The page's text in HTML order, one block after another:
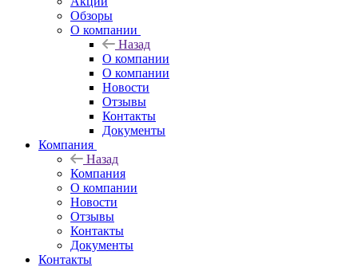
Обзоры
О компании
Назад
О компании
О компании
Новости
Отзывы
Контакты
Документы
Компания
Назад
Компания
О компании
Новости
Отзывы
Контакты
Документы
Контакты